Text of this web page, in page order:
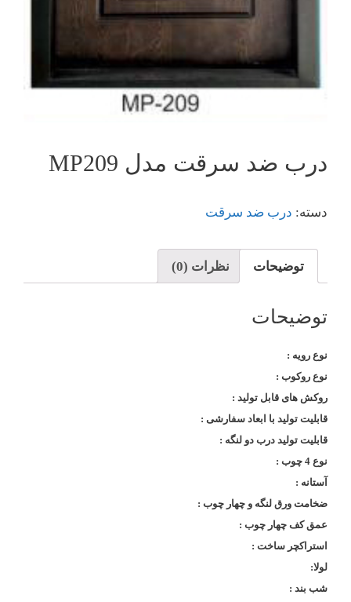
درب ضد سرقت مدل MP209
دسته: درب ضد سرقت
توضیحات نظرات (0)
توضیحات
نوع رویه :
نوع روکوب :
روکش های قابل تولید :
قابلیت تولید با ابعاد سفارشی :
قابلیت تولید درب دو لنگه :
نوع 4 چوب :
آستانه :
ضخامت ورق لنگه و چهار چوب :
عمق کف چهار چوب :
استراکچر ساخت :
لولا:
شب بند :